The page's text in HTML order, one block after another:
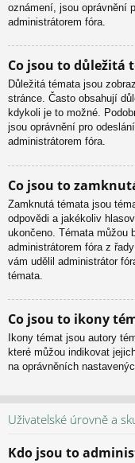
oznámení, jsou oprávnění
administrátorem fóra.
Co jsou to důležitá
Důležitá témata jsou
stránce. Často obsahují
kdykoli je to možné.
jsou oprávnění pro
administrátorem fóra.
Co jsou to
Zamknutá témata jsou
odpovědi a jakékoliv
ukončeno. Témata můžou
administrátorem fóra z
vám udělil administrátor
témata.
Co jsou to ikony
Ikony témat jsou autory
které můžou indikovat
na oprávněních
Uživatelské úrovně a
Kdo jsou to